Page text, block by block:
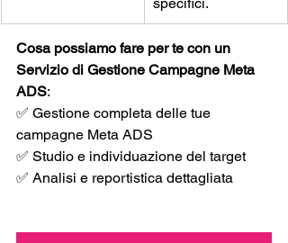
specifici.
Cosa possiamo fare per te con un
Servizio di Gestione Campagne Meta
ADS:
✅ Gestione completa delle tue
campagne Meta ADS
✅ Studio e individuazione del target
✅ Analisi e reportistica dettagliata